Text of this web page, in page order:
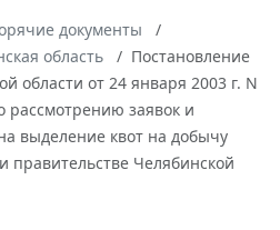
документы
область
Постановление
области от 24 января 2003 г. N
рассмотрению заявок и
выделение квот на добычу
правительстве Челябинской